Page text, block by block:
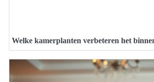
Welke kamerplanten verbeteren het